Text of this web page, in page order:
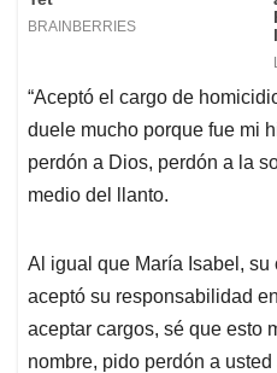
“Aceptó el cargo de
duele mucho porque fue mi
perdón a Dios, perdón a la
medio del llanto.
Al igual que María Isabel,
aceptó su responsabilidad
aceptar cargos, sé que esto
nombre, pido perdón a